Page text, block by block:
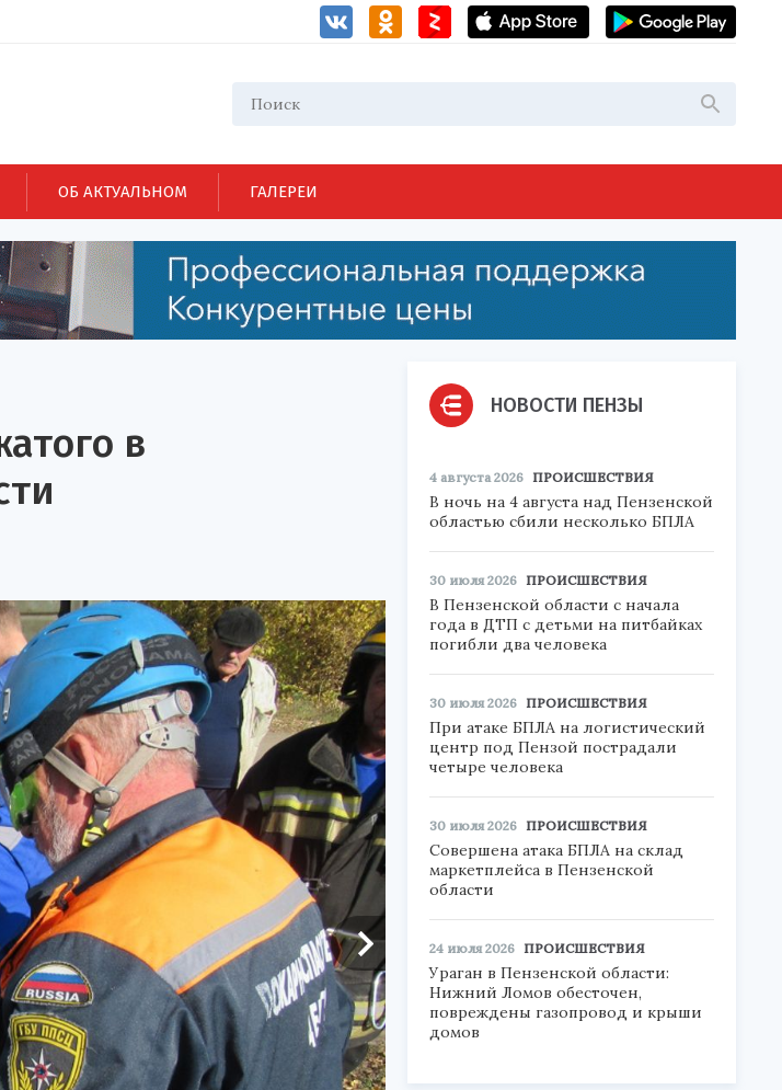
ОБ АКТУАЛЬНОМ ГАЛЕРЕИ
в
НОВОСТИ ПЕНЗЫ
4 августа 2026 ПРОИСШЕСТВИЯ
В ночь на 4 августа над Пензенской
областью сбили несколько БПЛА
30 июля 2026 ПРОИСШЕСТВИЯ
В Пензенской области с начала
года в ДТП с детьми на питбайках
погибли два человека
30 июля 2026 ПРОИСШЕСТВИЯ
При атаке БПЛА на логистический
центр под Пензой пострадали
четыре человека
30 июля 2026 ПРОИСШЕСТВИЯ
Совершена атака БПЛА на склад
маркетплейса в Пензенской
области
24 июля 2026 ПРОИСШЕСТВИЯ
Ураган в Пензенской области:
Нижний Ломов обесточен,
повреждены газопровод и крыши
домов